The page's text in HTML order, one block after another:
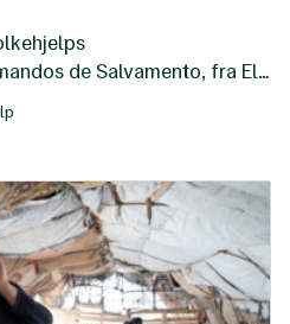
de Salvamento, fra El
for å bistå i
jordskjelvene som